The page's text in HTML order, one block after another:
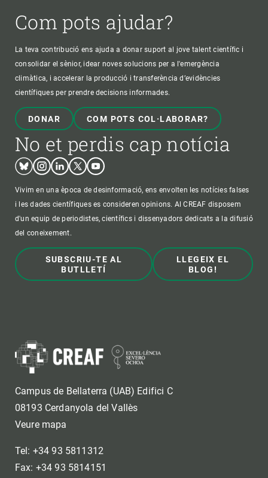
Com pots ajudar?
La teva contribució ens ajuda a donar suport al jove talent científic i
consolidar el sènior, idear noves solucions per a l'emergència
climàtica, i accelerar la producció i transferència d’evidències
científiques per prendre decisions informades.
DONAR COM POTS COL·LABORAR?
No et perdis cap notícia
BlueskyInstagram
LinkedinTwitterYoutube
Vivim en una època de desinformació, ens envolten les notícies falses
i les dades científiques es consideren opinions. Al CREAF disposem
d'un equip de periodistes, científics i dissenyadors dedicats a la difusió
del coneixement.
SUBSCRIU-TE AL
BUTLLETÍ
LLEGEIX EL
BLOG!
Campus de Bellaterra (UAB) Edifici C
08193 Cerdanyola del Vallès
Veure mapa
Tel: +34 93 5811312
Fax: +34 93 5814151